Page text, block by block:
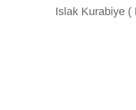
Islak Kurabiye (